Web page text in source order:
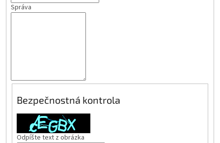
Správa
Bezpečnostná kontrola
Odpíšte text z obrázka